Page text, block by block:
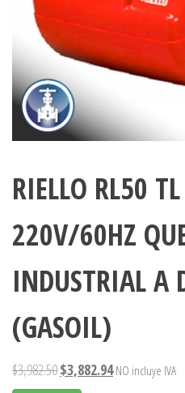
RIELLO RL50
220V/60HZ
INDUSTRIAL A
(GASOIL)
$3,982.50El
$3,882.94ElNO incluye IVA